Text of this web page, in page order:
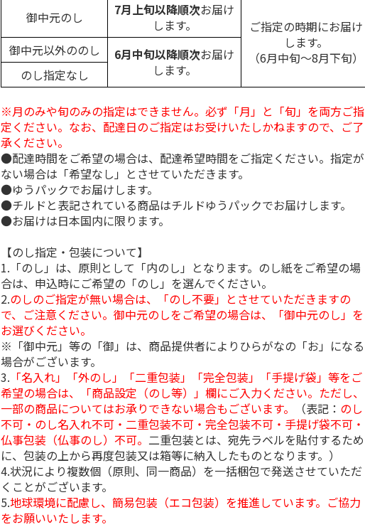
御中元のし
7月上旬以降順次お届け
します。
ご指定の時期にお届け
します。
（6月中旬～8月下旬）
御中元以外ののし 6月中旬以降順次お届け
します。
のし指定なし
※月のみや旬のみの指定はできません。必ず「月」と「旬」を両方ご指
定ください。なお、配達日のご指定はお受けいたしかねますので、ご了
承ください。
●配達時間をご希望の場合は、配達希望時間をご指定ください。指定が
ない場合は「希望なし」とさせていただきます。
●ゆうパックでお届けします。
●チルドと表記されている商品はチルドゆうパックでお届けします。
●お届けは日本国内に限ります。
【のし指定・包装について】
1.「のし」は、原則として「内のし」となります。のし紙をご希望の場
合は、申込時にご希望の「のし」を選んでください。
2.のしのご指定が無い場合は、「のし不要」とさせていただきますの
で、ご注意ください。御中元のしをご希望の場合は、「御中元のし」を
お選びください。
※「御中元」等の「御」は、商品提供者によりひらがなの「お」になる
場合がございます。
3. 「名入れ」「外のし」「二重包装」「完全包装」「手提げ袋」等をご
希望の場合は、「商品設定（のし等）」欄にご入力ください。ただし、
一部の商品についてはお承りできない場合もございます。
（表記： のし
不可・のし名入れ不可・二重包装不可・完全包装不可・手提げ袋不可・
仏事包装（仏事のし）不可。 二重包装とは、宛先ラベルを貼付するため
に、包装の上から再度包装又は箱等に納入したものとなります。）
4.状況により複数個（原則、同一商品）を一括梱包で発送させていただ
くことがございます。
5.地球環境に配慮し、簡易包装（エコ包装）を推進しています。ご協力
をお願いいたします。